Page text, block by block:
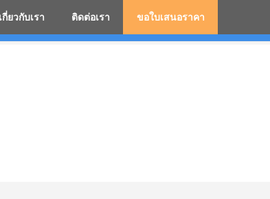
เกี่ยวกับเรา ติดต่อเรา ขอใบเสนอราคา
สกรีนโลโก้ ร่มพรีเมี่ยม ร่มตอนเดียว ร่มกอล์ฟ ร่ม